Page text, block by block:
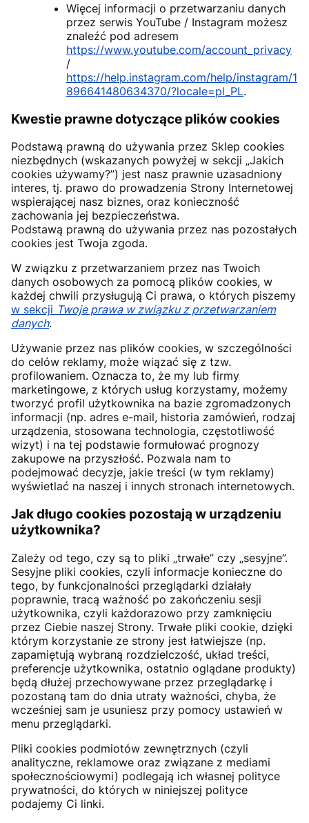
Więcej informacji o przetwarzaniu danych
przez serwis YouTube / Instagram możesz
znaleźć pod adresem
https://www.youtube.com/account_privacy
/
https://help.instagram.com/help/instagram/1
896641480634370/?locale=pl_PL.
Kwestie prawne dotyczące plików cookies
Podstawą prawną do używania przez Sklep cookies
niezbędnych (wskazanych powyżej w sekcji „Jakich
cookies używamy?”) jest nasz prawnie uzasadniony
interes, tj. prawo do prowadzenia Strony Internetowej
wspierającej nasz biznes, oraz konieczność
zachowania jej bezpieczeństwa.
Podstawą prawną do używania przez nas pozostałych
cookies jest Twoja zgoda.
W związku z przetwarzaniem przez nas Twoich
danych osobowych za pomocą plików cookies, w
każdej chwili przysługują Ci prawa, o których piszemy
w sekcji Twoje prawa w związku z przetwarzaniem
danych.
Używanie przez nas plików cookies, w szczególności
do celów reklamy, może wiązać się z tzw.
profilowaniem. Oznacza to, że my lub firmy
marketingowe, z których usług korzystamy, możemy
tworzyć profil użytkownika na bazie zgromadzonych
informacji (np. adres e-mail, historia zamówień, rodzaj
urządzenia, stosowana technologia, częstotliwość
wizyt) i na tej podstawie formułować prognozy
zakupowe na przyszłość. Pozwala nam to
podejmować decyzje, jakie treści (w tym reklamy)
wyświetlać na naszej i innych stronach internetowych.
Jak długo cookies pozostają w urządzeniu
użytkownika?
Zależy od tego, czy są to pliki „trwałe” czy „sesyjne”.
Sesyjne pliki cookies, czyli informacje konieczne do
tego, by funkcjonalności przeglądarki działały
poprawnie, tracą ważność po zakończeniu sesji
użytkownika, czyli każdorazowo przy zamknięciu
przez Ciebie naszej Strony. Trwałe pliki cookie, dzięki
którym korzystanie ze strony jest łatwiejsze (np.
zapamiętują wybraną rozdzielczość, układ treści,
preferencje użytkownika, ostatnio oglądane produkty)
będą dłużej przechowywane przez przeglądarkę i
pozostaną tam do dnia utraty ważności, chyba, że
wcześniej sam je usuniesz przy pomocy ustawień w
menu przeglądarki.
Pliki cookies podmiotów zewnętrznych (czyli
analityczne, reklamowe oraz związane z mediami
społecznościowymi) podlegają ich własnej polityce
prywatności, do których w niniejszej polityce
podajemy Ci linki.